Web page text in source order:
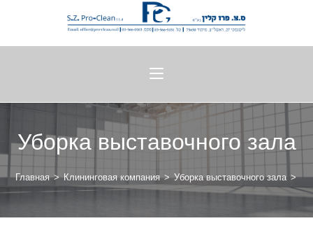
Уборка выставочного зала
Главная > Клининговая компания > Уборка выставочного зала >